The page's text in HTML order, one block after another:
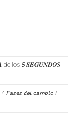
de los 𝟓 𝑺𝑬𝑮𝑼𝑵𝑫𝑶𝑺
𝘥𝘦𝘭 𝘤𝘢𝘮𝘣𝘪𝘰 /